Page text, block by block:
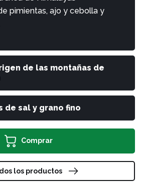
pimientas, ajo y cebolla y
de las montañas de
de sal y grano fino
Comprar
los productos